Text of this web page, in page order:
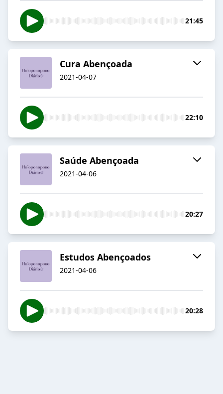
21:45
Cura Abençoada
2021-04-07
22:10
Saúde Abençoada
2021-04-06
20:27
Estudos Abençoados
2021-04-06
20:28